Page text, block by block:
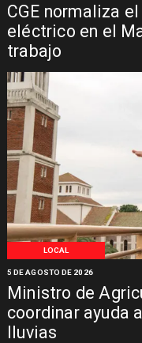
CGE normaliza
eléctrico en el
trabajo
LOCAL
Ministro de
coordinar ayuda
lluvias
5 DE AGOSTO DE 2026